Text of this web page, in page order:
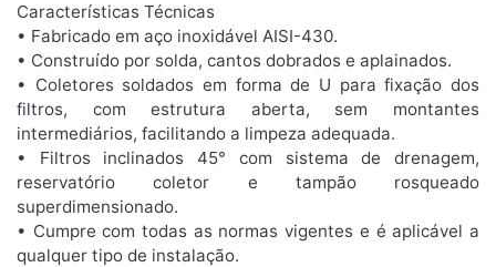
Características Técnicas
• Fabricado em aço inoxidável AISI-430.
• Construído por solda, cantos dobrados e aplainados.
• Coletores soldados em forma de U para fixação dos
filtros, com estrutura aberta, sem montantes
intermediários, facilitando a limpeza adequada.
• Filtros inclinados 45° com sistema de drenagem,
reservatório coletor e tampão rosqueado
superdimensionado.
• Cumpre com todas as normas vigentes e é aplicável a
qualquer tipo de instalação.